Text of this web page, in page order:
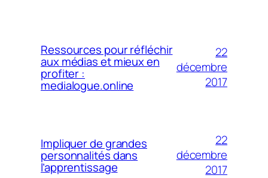
Ressources pour réfléchir
aux médias et mieux en
profiter :
medialogue.online
22
décembre
2017
Impliquer de grandes
personnalités dans
l’apprentissage
22
décembre
2017